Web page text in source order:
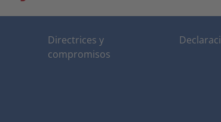
Directrices y
compromisos